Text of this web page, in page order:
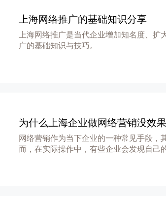
上海网络推广的基础知识分享
上海网络推广是当代企业增加知名度、
广的基础知识与技巧。
为什么上海企业做网络营销没效果
网络营销作为当下企业的一种常见手段，
而，在实际操作中，有些企业会发现自己